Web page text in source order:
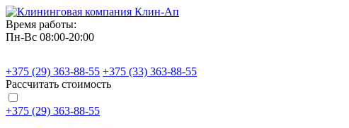
Время работы:
Пн-Вс 08:00-20:00
+375 (29) 363-88-55 +375 (33) 363-88-55
Рассчитать стоимость
+375 (29) 363-88-55